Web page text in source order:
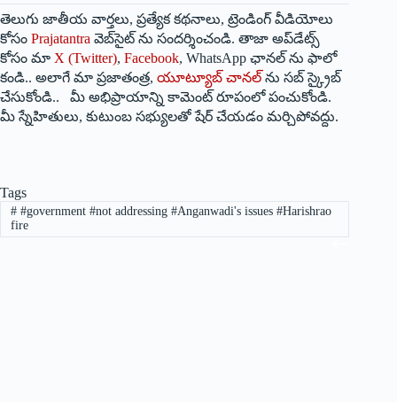
తెలుగు జాతీయ వార్తలు, ప్రత్యేక కథనాలు, ట్రెండింగ్ వీడియోలు
కోసం Prajatantra వెబ్‌సైట్ ను సందర్శించండి. తాజా అప్‌డేట్స్
కోసం మా X (Twitter), Facebook, WhatsApp ఛానల్ ను ఫాలో
కండి.. అలాగే మా ప్రజాతంత్ర, యూట్యూబ్ చానల్ ను సబ్ స్క్రైబ్
చేసుకోండి.. మీ అభిప్రాయాన్ని కామెంట్ రూపంలో పంచుకోండి.
మీ స్నేహితులు, కుటుంబ సభ్యులతో షేర్ చేయడం మర్చిపోవద్దు.
Tags
##government #not addressing #Anganwadi's issues #Harishrao
fire